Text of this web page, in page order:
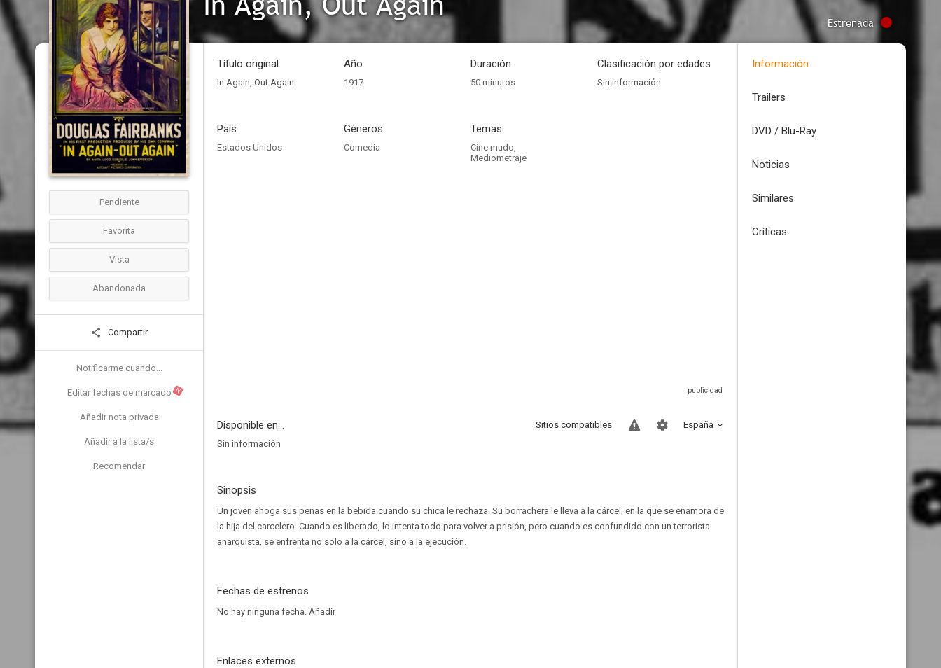
Estrenada
Pendiente
Favorita
Vista
Abandonada
Compartir
Notificarme cuando...
Editar fechas de marcado N
Añadir nota privada
Añadir a la lista/s
Recomendar
Título original
In Again, Out Again
Año
1917
Duración
50 minutos
Clasificación por edades
Sin información
País
Estados Unidos
Géneros
Comedia
Temas
Cine mudo,
Mediometraje
Disponible en... España
Sitios compatibles
Sin información
Sinopsis
Un joven ahoga sus penas en la bebida cuando su chica le rechaza. Su borrachera le lleva a la cárcel, en la que se enamora de
la hija del carcelero. Cuando es liberado, lo intenta todo para volver a prisión, pero cuando es confundido con un terrorista
anarquista, se enfrenta no solo a la cárcel, sino a la ejecución.
Fechas de estrenos
No hay ninguna fecha. Añadir
Enlaces externos
Información
Trailers
DVD / Blu-Ray
Noticias
Similares
Críticas